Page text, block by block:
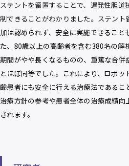
ステントを留置することで、遅発性胆道
制できることがわかりました。ステント
加は認められず、安全に実施できること
た、80歳以上の高齢者を含む380名の解
期間がやや長くなるものの、重篤な合併
とほぼ同等でした。これにより、ロボッ
齢患者にも安全に行える治療法であるこ
治療方針の参考や患者全体の治療成績向
されます。